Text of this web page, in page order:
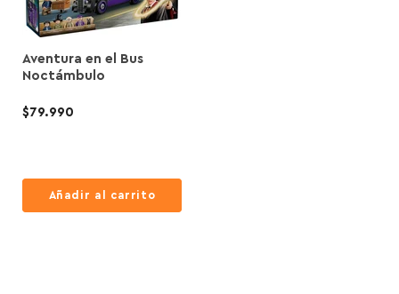
Aventura en el Bus
Noctámbulo
$79.990
Añadir al carrito